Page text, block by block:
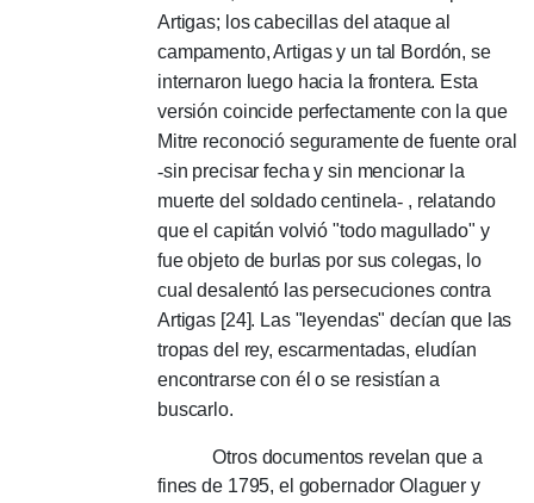
Artigas; los cabecillas del ataque al
campamento, Artigas y un tal Bordón, se
internaron luego hacia la frontera. Esta
versión coincide perfectamente con la que
Mitre reconoció seguramente de fuente oral
-sin precisar fecha y sin mencionar la
muerte del soldado centinela- , relatando
que el capitán volvió "todo magullado" y
fue objeto de burlas por sus colegas, lo
cual desalentó las persecuciones contra
Artigas [24]. Las "leyendas" decían que las
tropas del rey, escarmentadas, eludían
encontrarse con él o se resistían a
buscarlo.
Otros documentos revelan que a
fines de 1795, el gobernador Olaguer y